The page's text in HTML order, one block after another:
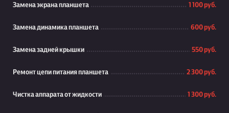
Замена экрана планшета 1 100 руб.
Замена динамика планшета 600 руб.
Замена задней крышки 550 руб.
Ремонт цепи питания планшета 2 300 руб.
Чистка аппарата от жидкости 1 300 руб.